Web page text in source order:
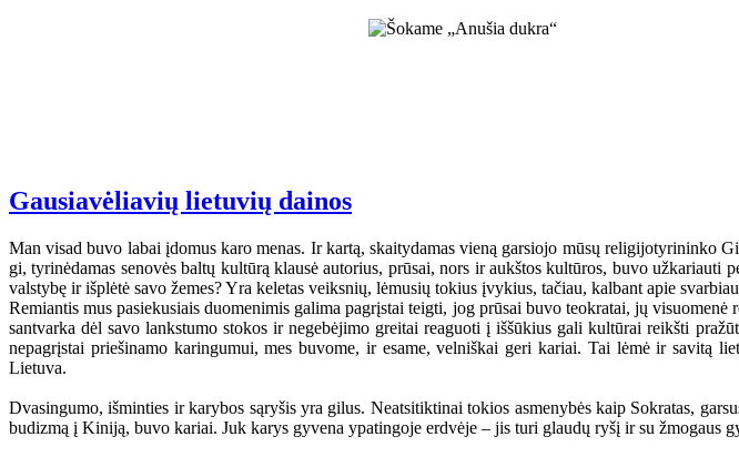
Gausiavėliavių lietuvių dainos
Man visad buvo labai įdomus karo menas. Ir kartą, skaitydamas vieną garsiojo mūsų religijotyrininko
gi, tyrinėdamas senovės baltų kultūrą klausė autorius, prūsai, nors ir aukštos kultūros, buvo
valstybę ir išplėtė savo žemes? Yra keletas veiksnių, lėmusių tokius įvykius, tačiau, kalbant apie
Remiantis mus pasiekusiais duomenimis galima pagrįstai teigti, jog prūsai buvo teokratai, jų
santvarka dėl savo lankstumo stokos ir negebėjimo greitai reaguoti į iššūkius gali kultūrai reikšti
nepagrįstai priešinamo karingumui, mes buvome, ir esame, velniškai geri kariai. Tai lėmė ir savitą
Lietuva.
Dvasingumo, išminties ir karybos sąryšis yra gilus. Neatsitiktinai tokios asmenybės kaip Sokratas,
budizmą į Kiniją, buvo kariai. Juk karys gyvena ypatingoje erdvėje – jis turi glaudų ryšį ir su žmogaus